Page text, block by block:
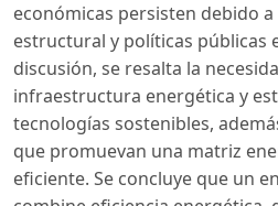
económicas persisten debido
estructural y políticas públicas
discusión, se resalta la
infraestructura energética y
tecnologías sostenibles,
que promuevan una matriz
eficiente. Se concluye que un